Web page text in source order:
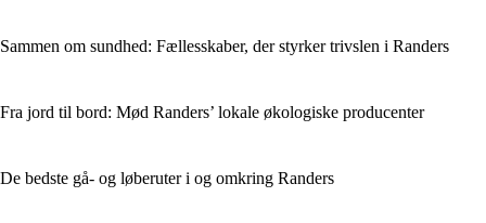
Sammen om sundhed: Fællesskaber, der styrker trivslen i Randers
Fra jord til bord: Mød Randers’ lokale økologiske producenter
De bedste gå- og løberuter i og omkring Randers